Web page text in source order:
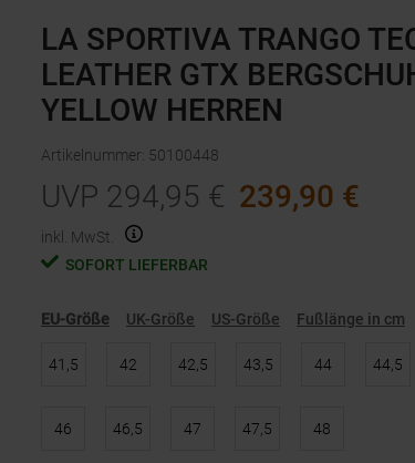
LA SPORTIVA TRANGO
LEATHER GTX
YELLOW HERREN
Artikelnummer: 50100448
UVP 294,95 € 239,90 €
inkl. MwSt.
SOFORT LIEFERBAR
EU-Größe UK-Größe US-Größe Fußlänge in cm
41,5 42 42,5 43,5 44 44,5
46 46,5 47 47,5 48